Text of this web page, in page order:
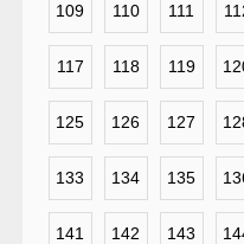
109 110 111
117 118 119
125 126 127
133 134 135
141 142 143